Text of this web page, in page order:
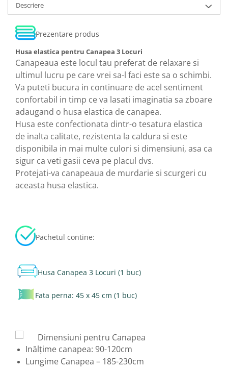
Descriere
Prezentare produs
Husa elastica pentru Canapea 3 Locuri
Canapeaua este locul tau preferat de relaxare si
ultimul lucru pe care vrei sa-l faci este sa o schimbi.
Va puteti bucura in continuare de acel sentiment
confortabil in timp ce va lasati imaginatia sa zboare
adaugand o husa elastica de canapea.
Husa este confectionata dintr-o tesatura elastica
de inalta calitate, rezistenta la caldura si este
disponibila in mai multe culori si dimensiuni, asa ca
sigur ca veti gasii ceva pe placul dvs.
Protejati-va canapeaua de murdarie si scurgeri cu
aceasta husa elastica.
Pachetul contine:
Husa Canapea 3 Locuri (1 buc)
Fata perna: 45 x 45 cm (1 buc)
Dimensiuni pentru Canapea
Inălțime canapea: 90-120cm
Lungime Canapea – 185-230cm